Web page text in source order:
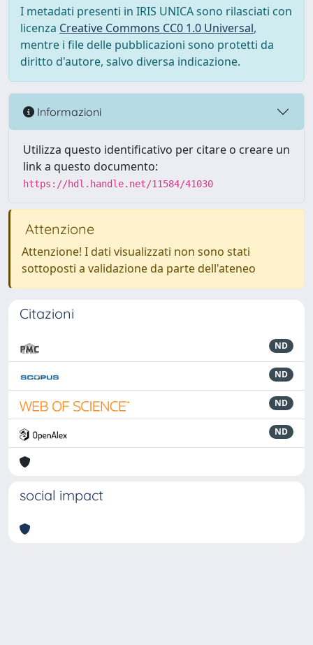
I metadati presenti in IRIS UNICA sono rilasciati con
licenza Creative Commons CC0 1.0 Universal,
mentre i file delle pubblicazioni sono protetti da
diritto d'autore, salvo diversa indicazione.
Informazioni
Utilizza questo identificativo per citare o creare un
link a questo documento:
https://hdl.handle.net/11584/41030
Attenzione
Attenzione! I dati visualizzati non sono stati
sottoposti a validazione da parte dell'ateneo
Citazioni
ND
ND
ND
ND
social impact